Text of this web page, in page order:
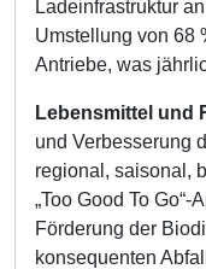
Ladeinfrastruktur
Umstellung von 68
Antriebe, was
Lebensmittel und
und Verbesserung
regional, saisonal,
„Too Good To
Förderung der
konsequenten